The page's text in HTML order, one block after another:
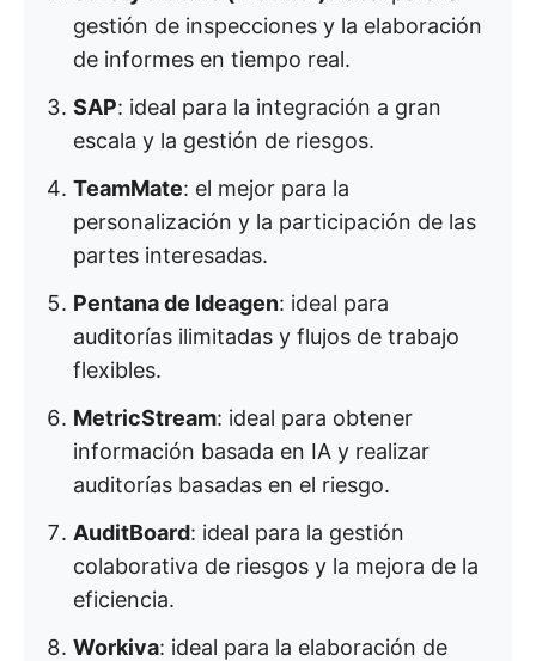
gestión de inspecciones y la elaboración
de informes en tiempo real.
SAP: ideal para la integración a gran
escala y la gestión de riesgos.
TeamMate: el mejor para la
personalización y la participación de las
partes interesadas.
Pentana de Ideagen: ideal para
auditorías ilimitadas y flujos de trabajo
flexibles.
MetricStream: ideal para obtener
información basada en IA y realizar
auditorías basadas en el riesgo.
AuditBoard: ideal para la gestión
colaborativa de riesgos y la mejora de la
eficiencia.
Workiva: ideal para la elaboración de